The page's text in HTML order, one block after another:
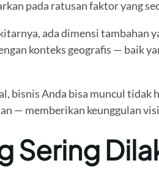
pada ratusan faktor yang
ada dimensi
konteks geografis — baik
bisnis Anda bisa muncul tidak
— memberikan keunggulan
Sering